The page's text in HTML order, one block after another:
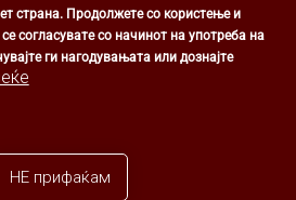
Центар
Цоков бр. 1, Скопје
РС Македонија
+389 2 3203 693
+389 2 3203 600
задржани
страна. Продолжете со користење и
согласувате со начинот на употреба на
ги нагодувањата или дознајте
НЕ прифаќам